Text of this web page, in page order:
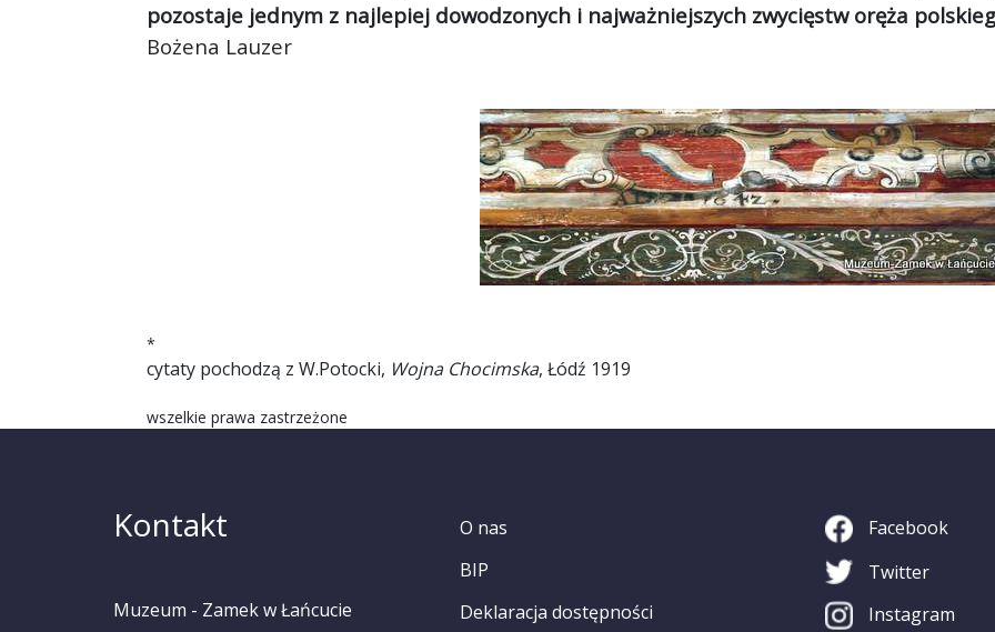
pozostaje jednym z najlepiej dowodzonych i najważniejszych zwycięstw oręża
Bożena Lauzer
*
cytaty pochodzą z W.Potocki, Wojna Chocimska, Łódź 1919
wszelkie prawa zastrzeżone
Kontakt
Muzeum - Zamek w Łańcucie
O nas
BIP
Deklaracja dostępności
Facebook
Twitter
Instagram